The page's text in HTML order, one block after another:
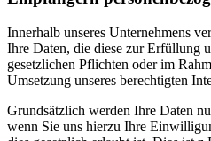
Innerhalb unseres Unternehmens
Ihre Daten, die diese zur Erfüllung
gesetzlichen Pflichten oder im
Umsetzung unseres berechtigten
Grundsätzlich werden Ihre Daten
wenn Sie uns hierzu Ihre